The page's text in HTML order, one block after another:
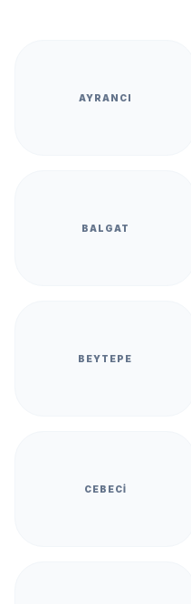
AYRANCI
BALGAT
BEYTEPE
CEBECI